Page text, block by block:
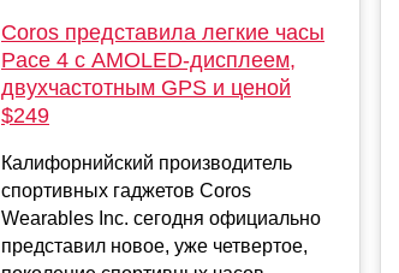
Coros представила легкие часы
Pace 4 с AMOLED-дисплеем,
двухчастотным GPS и ценой
$249
Калифорнийский производитель
спортивных гаджетов Coros
Wearables Inc. сегодня официально
представил новое, уже четвертое,